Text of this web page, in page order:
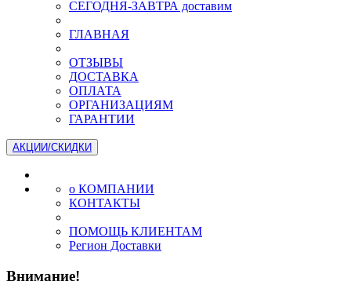
СЕГОДНЯ-ЗАВТРА доставим
ГЛАВНАЯ
ОТЗЫВЫ
ДОСТАВКА
ОПЛАТА
ОРГАНИЗАЦИЯМ
ГАРАНТИИ
АКЦИИ/СКИДКИ
о КОМПАНИИ
КОНТАКТЫ
ПОМОЩЬ КЛИЕНТАМ
Регион Доставки
Внимание!